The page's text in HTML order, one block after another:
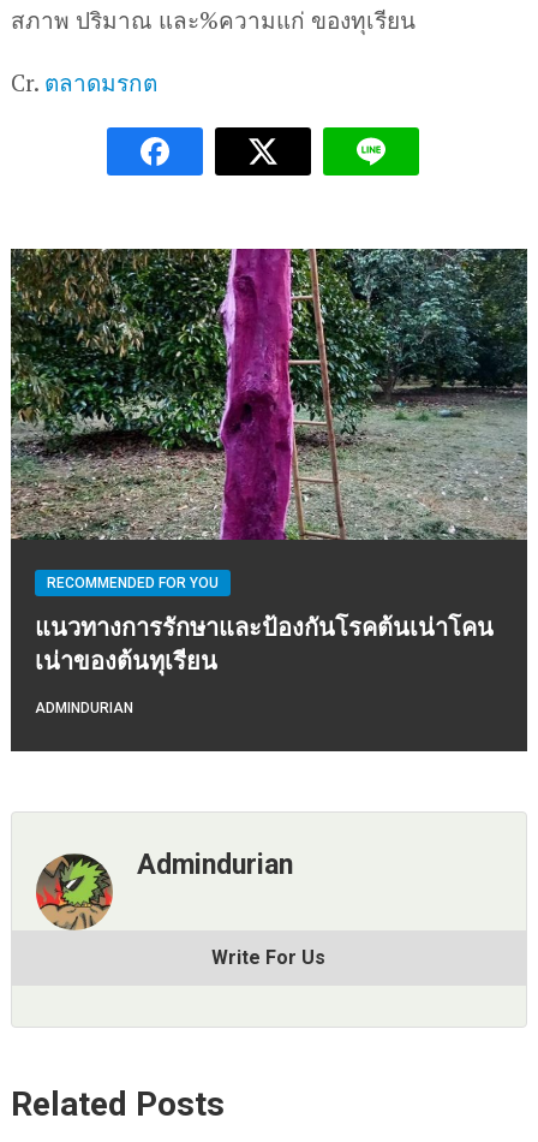
สภาพ ปริมาณ และ%ความแก่ ของทุเรียน
Cr. ตลาดมรกต
RECOMMENDED FOR YOU
แนวทางการรักษาและป้องกันโรคต้นเน่าโคน
เน่าของต้นทุเรียน
ADMINDURIAN
Admindurian
Write For Us
Related Posts